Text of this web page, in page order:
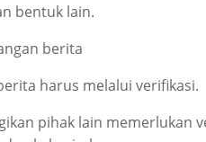
bentuk lain.
berita
harus melalui verifikasi.
pihak lain memerlukan